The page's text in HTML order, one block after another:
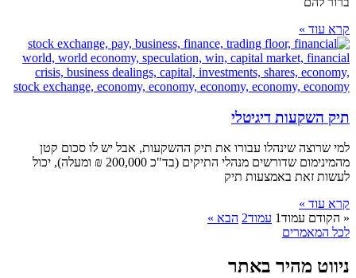
קרא עוד »
תיק השקעות דיגיטלי
למי שרוצה שינהלו עבורו את תיק ההשקעות, אבל יש לו סכום קטן
מהמינימום שדורשים מנהלי התיקים (בד"כ 200,000 ₪ ומעלה), יכול
לעשות זאת באמצעות תיק
קרא עוד »
« הקודם עמוד1 עמוד2 הבא »
לכל המאמרים
ניווט מהיר באתר